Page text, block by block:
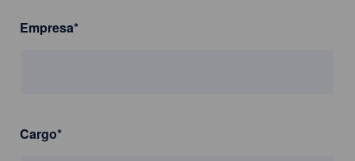
Empresa*
Cargo*